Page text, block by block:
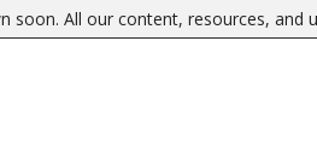
All our content, resources, and